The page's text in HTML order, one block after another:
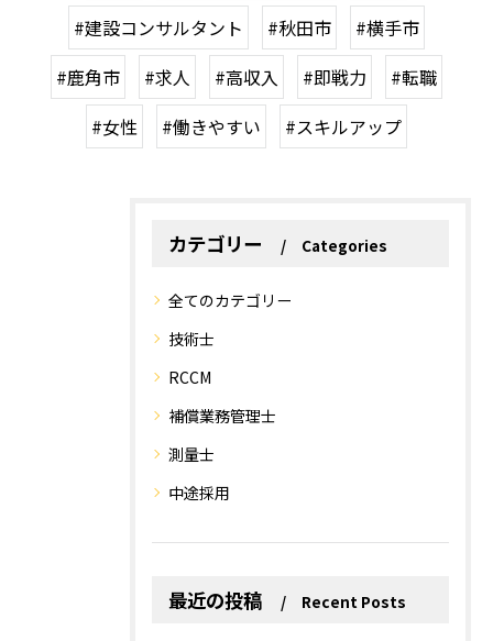
#建設コンサルタント
#秋田市
#横手市
#鹿角市
#求人 #高収入 #即戦力
#転職
#女性
#働きやすい #スキルアップ
カテゴリー Categories
全てのカテゴリー
技術士
RCCM
補償業務管理士
測量士
中途採用
最近の投稿 Recent Posts